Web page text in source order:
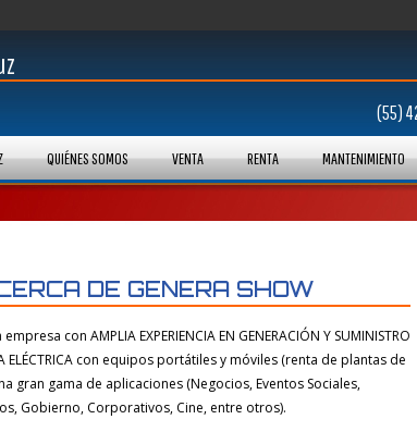
(55)
QUIÉNES SOMOS VENTA RENTA MANTENIMIENTO
DE GENERA SHOW
con AMPLIA EXPERIENCIA EN GENERACIÓN Y SUMINISTRO
ELÉCTRICA con equipos portátiles y móviles (renta de plantas de
gran gama de aplicaciones (Negocios, Eventos Sociales,
Gobierno, Corporativos, Cine, entre otros).